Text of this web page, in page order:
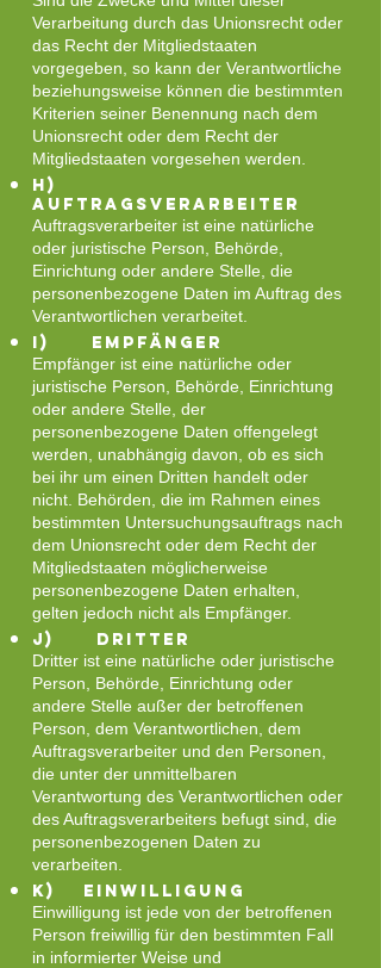
Verarbeitung durch das Unionsrecht oder
das Recht der Mitgliedstaaten
vorgegeben, so kann der Verantwortliche
beziehungsweise können die bestimmten
Kriterien seiner Benennung nach dem
Unionsrecht oder dem Recht der
Mitgliedstaaten vorgesehen werden.
h)
Auftragsverarbeiter
Auftragsverarbeiter ist eine natürliche
oder juristische Person, Behörde,
Einrichtung oder andere Stelle, die
personenbezogene Daten im Auftrag des
Verantwortlichen verarbeitet.
i) Empfänger
Empfänger ist eine natürliche oder
juristische Person, Behörde, Einrichtung
oder andere Stelle, der
personenbezogene Daten offengelegt
werden, unabhängig davon, ob es sich
bei ihr um einen Dritten handelt oder
nicht. Behörden, die im Rahmen eines
bestimmten Untersuchungsauftrags nach
dem Unionsrecht oder dem Recht der
Mitgliedstaaten möglicherweise
personenbezogene Daten erhalten,
gelten jedoch nicht als Empfänger.
j) Dritter
Dritter ist eine natürliche oder juristische
Person, Behörde, Einrichtung oder
andere Stelle außer der betroffenen
Person, dem Verantwortlichen, dem
Auftragsverarbeiter und den Personen,
die unter der unmittelbaren
Verantwortung des Verantwortlichen oder
des Auftragsverarbeiters befugt sind, die
personenbezogenen Daten zu
verarbeiten.
k) Einwilligung
Einwilligung ist jede von der betroffenen
Person freiwillig für den bestimmten Fall
in informierter Weise und